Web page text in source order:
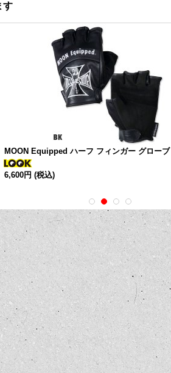
す
MOON Equipped ハーフ フィンガー グローブ
6,600円 (税込)